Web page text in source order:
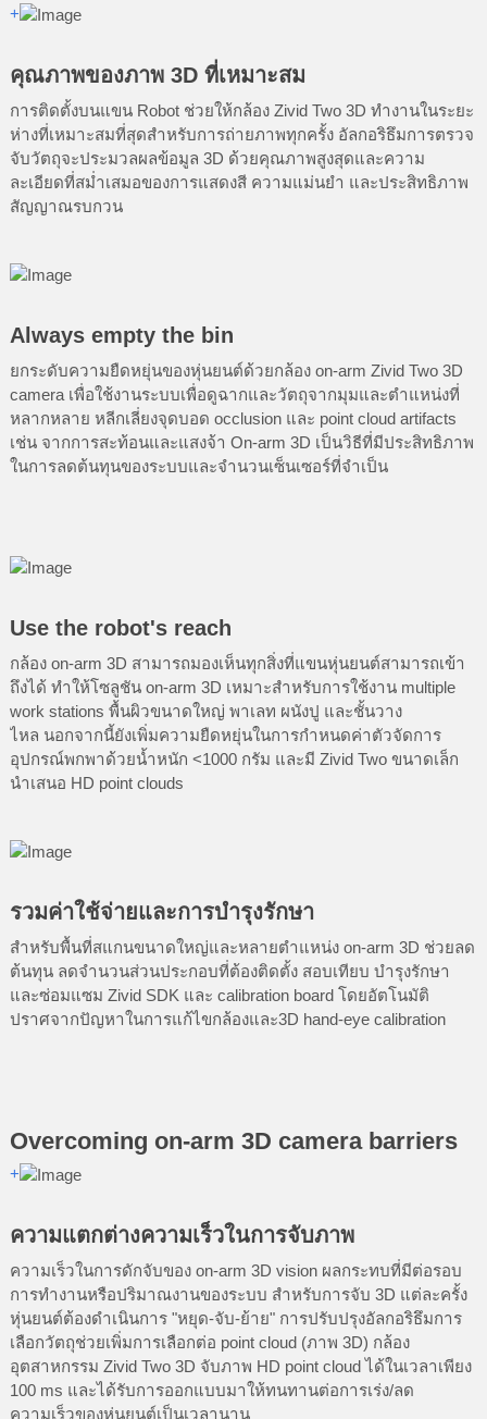
+
คุณภาพของภาพ 3D ที่เหมาะสม
การติดตั้งบนแขน Robot ช่วยให้กล้อง Zivid Two 3D ทำงานในระยะ
ห่างที่เหมาะสมที่สุดสำหรับการถ่ายภาพทุกครั้ง อัลกอริธึมการตรวจ
จับวัตถุจะประมวลผลข้อมูล 3D ด้วยคุณภาพสูงสุดและความ
ละเอียดที่สม่ำเสมอของการแสดงสี ความแม่นยำ และประสิทธิภาพ
สัญญาณรบกวน
Always empty the bin
ยกระดับความยืดหยุ่นของหุ่นยนต์ด้วยกล้อง on-arm Zivid Two 3D
camera เพื่อใช้งานระบบเพื่อดูฉากและวัตถุจากมุมและตำแหน่งที่
หลากหลาย หลีกเลี่ยงจุดบอด occlusion และ point cloud artifacts
เช่น จากการสะท้อนและแสงจ้า On-arm 3D เป็นวิธีที่มีประสิทธิภาพ
ในการลดต้นทุนของระบบและจำนวนเซ็นเซอร์ที่จำเป็น
Use the robot's reach
กล้อง on-arm 3D สามารถมองเห็นทุกสิ่งที่แขนหุ่นยนต์สามารถเข้า
ถึงได้ ทำให้โซลูชัน on-arm 3D เหมาะสำหรับการใช้งาน multiple
work stations พื้นผิวขนาดใหญ่ พาเลท ผนังปู และชั้นวาง
ไหล นอกจากนี้ยังเพิ่มความยืดหยุ่นในการกำหนดค่าตัวจัดการ
อุปกรณ์พกพาด้วยน้ำหนัก <1000 กรัม และมี Zivid Two ขนาดเล็ก
นำเสนอ HD point clouds
รวมค่าใช้จ่ายและการบำรุงรักษา
สำหรับพื้นที่สแกนขนาดใหญ่และหลายตำแหน่ง on-arm 3D ช่วยลด
ต้นทุน ลดจำนวนส่วนประกอบที่ต้องติดตั้ง สอบเทียบ บำรุงรักษา
และซ่อมแซม Zivid SDK และ calibration board โดยอัตโนมัติ
ปราศจากปัญหาในการแก้ไขกล้องและ3D hand-eye calibration
Overcoming on-arm 3D camera barriers
+
ความแตกต่างความเร็วในการจับภาพ
ความเร็วในการดักจับของ on-arm 3D vision ผลกระทบที่มีต่อรอบ
การทำงานหรือปริมาณงานของระบบ สำหรับการจับ 3D แต่ละครั้ง
หุ่นยนต์ต้องดำเนินการ "หยุด-จับ-ย้าย" การปรับปรุงอัลกอริธึมการ
เลือกวัตถุช่วยเพิ่มการเลือกต่อ point cloud (ภาพ 3D) กล้อง
อุตสาหกรรม Zivid Two 3D จับภาพ HD point cloud ได้ในเวลาเพียง
100 ms และได้รับการออกแบบมาให้ทนทานต่อการเร่ง/ลด
ความเร็วของหุ่นยนต์เป็นเวลานาน